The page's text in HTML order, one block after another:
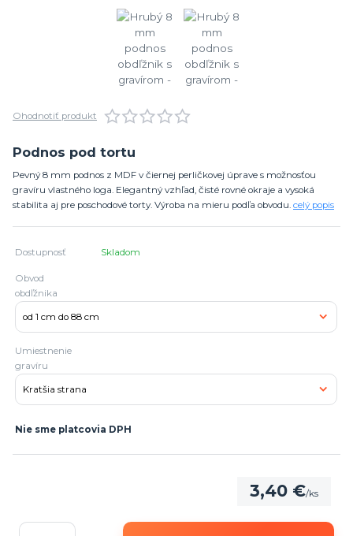
Ohodnotiť produkt
Podnos pod tortu
Pevný 8 mm podnos z MDF v čiernej perličkovej úprave s možnosťou
gravíru vlastného loga. Elegantný vzhľad, čisté rovné okraje a vysoká
stabilita aj pre poschodové torty. Výroba na mieru podľa obvodu. celý popis
Dostupnosť Skladom
Obvod
obdľžnika
Umiestnenie
gravíru
Nie sme platcovia DPH
3,40 €/ks